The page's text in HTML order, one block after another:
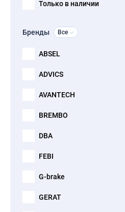
Только в наличии
Бренды Все
ABSEL
ADVICS
AVANTECH
BREMBO
DBA
FEBI
G-brake
GERAT